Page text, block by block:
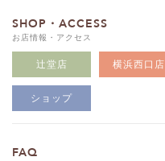
SHOP・ACCESS
お店情報・アクセス
辻堂店 横浜西口店
ショップ
FAQ